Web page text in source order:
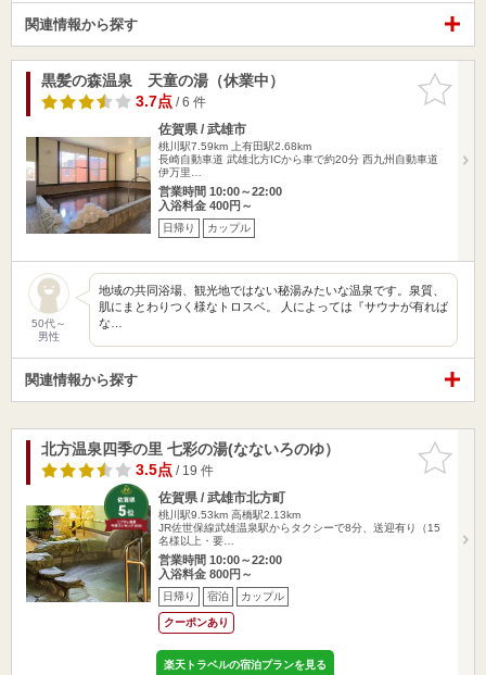
関連情報から探す
お気に入
りに追加
黒髪の森温泉 天童の湯（休業中）
3.7点/ 6 件
佐賀県 / 武雄市
桃川駅7.59km
上有田駅2.68km
長崎自動車道 武雄北方ICから車で約20分 西九州自動車道
伊万里…
営業時間 10:00～22:00
入浴料金 400円～
日帰り カップル
50代～
男性
地域の共同浴場、観光地ではない秘湯みたいな温泉です。泉質、
肌にまとわりつく様なトロスベ。 人によっては『サウナが有れば
な…
関連情報から探す
お気に入
りに追加
北方温泉四季の里 七彩の湯(なないろのゆ）
3.5点/ 19 件
佐賀県 / 武雄市北方町
桃川駅9.53km 高橋駅2.13km
JR佐世保線武雄温泉駅からタクシーで8分、送迎有り（15
名様以上・要…
営業時間 10:00～22:00
入浴料金 800円～
日帰り 宿泊 カップル
クーポンあり
楽天トラベルの宿泊プランを見る